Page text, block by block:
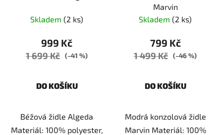
Skladem (2 ks)
999 Kč
1 699 Kč (–41 %)
DO KOŠÍKU
Béžová židle Algeda
Materiál: 100% polyester,
Marvin
Skladem (2 ks)
799 Kč
1 499 Kč (–46 %)
DO KOŠÍKU
Modrá konzolová židle
Marvin Materiál: 100%